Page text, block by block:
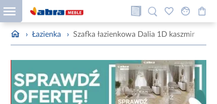
› Łazienka › Szafka łazienkowa Dalia 1D kaszmir